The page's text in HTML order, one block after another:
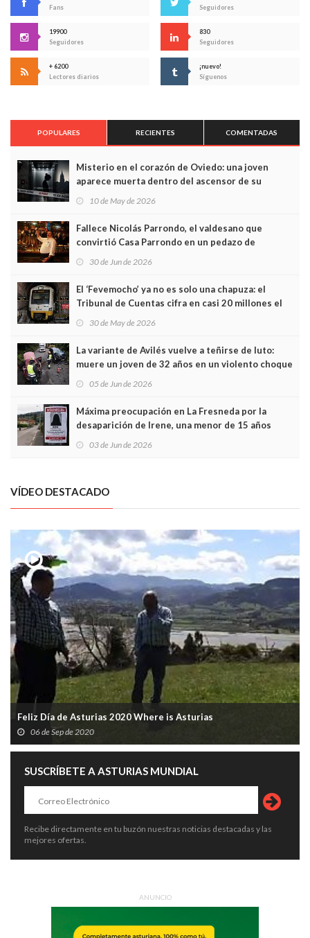
Fans
Seguidores
19900
Seguidores
830
Seguidores
+ 6200
Lectores diarios
¡nuevo!
Síguenos
POPULARES RECIENTES COMENTADAS
Misterio en el corazón de Oviedo: una joven
aparece muerta dentro del ascensor de su
edificio y las cámaras captan sus últimos minutos
10 de May de 2026
Fallece Nicolás Parrondo, el valdesano que
convirtió Casa Parrondo en un pedazo de
Asturias en Madrid
30 de Jun de 2026
El ‘Fevemocho’ ya no es solo una chapuza: el
Tribunal de Cuentas cifra en casi 20 millones el
sobrecoste de los trenes que no cabían por los
30 de May de 2026
La variante de Avilés vuelve a teñirse de luto:
muere un joven de 32 años en un violento choque
frontal
05 de Jun de 2026
Máxima preocupación en La Fresneda por la
desaparición de Irene, una menor de 15 años
03 de Jun de 2026
VÍDEO DESTACADO
Feliz Día de Asturias 2020 Where is Asturias
06 de Sep de 2020
SUSCRÍBETE A ASTURIAS MUNDIAL
Recibe directamente en tu buzón nuestras noticias destacadas y las
mejores ofertas.
ANUNCIO